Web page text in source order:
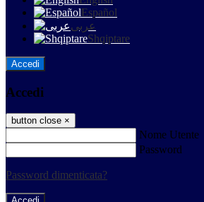
Español
عربى
Shqiptare
Accedi
Accedi
button close ×
Nome Utente
Password
Password dimenticata?